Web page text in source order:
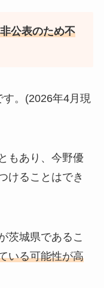
非公表のため不
。(2026年4月現
もあり、今野優
けることはでき
茨城県であるこ
いる可能性が高